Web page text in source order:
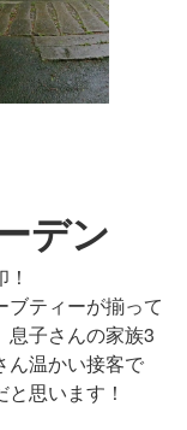
デン
ティーが揃って
息子さんの家族3
ん温かい接客で
思います！